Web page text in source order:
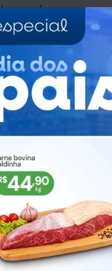
novas
teve grande
estão